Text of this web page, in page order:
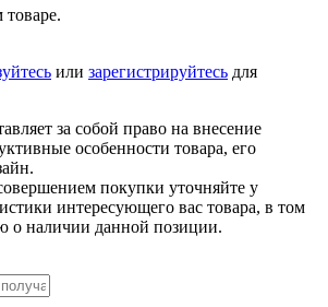
или зарегистрируйтесь для
за собой право на внесение
особенности товара, его
покупки уточняйте у
интересующего вас товара, в том
о наличии данной позиции.